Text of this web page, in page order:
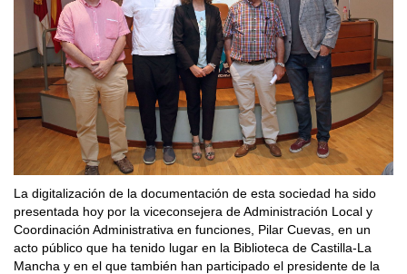
La digitalización de la documentación de esta sociedad ha sido
presentada hoy por la viceconsejera de Administración Local y
Coordinación Administrativa en funciones, Pilar Cuevas, en un
acto público que ha tenido lugar en la Biblioteca de Castilla-La
Mancha y en el que también han participado el presidente de la